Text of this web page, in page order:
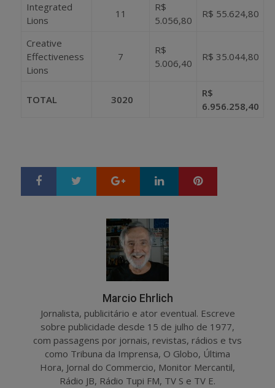
Integrated
Lions
11
R$
5.056,80
R$ 55.624,80
Creative
Effectiveness
Lions
7
R$
5.006,40
R$ 35.044,80
TOTAL 3020
R$
6.956.258,40
Google+ LinkedIn
Marcio Ehrlich
Jornalista, publicitário e ator eventual. Escreve
sobre publicidade desde 15 de julho de 1977,
com passagens por jornais, revistas, rádios e tvs
como Tribuna da Imprensa, O Globo, Última
Hora, Jornal do Commercio, Monitor Mercantil,
Rádio JB, Rádio Tupi FM, TV S e TV E.